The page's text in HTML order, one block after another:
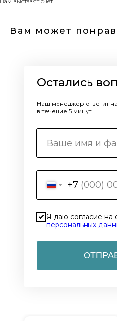
Вам может
+7
Я даю согласие на
персональных
Остались
Наш менеджер ответит
в течение 5 минут!